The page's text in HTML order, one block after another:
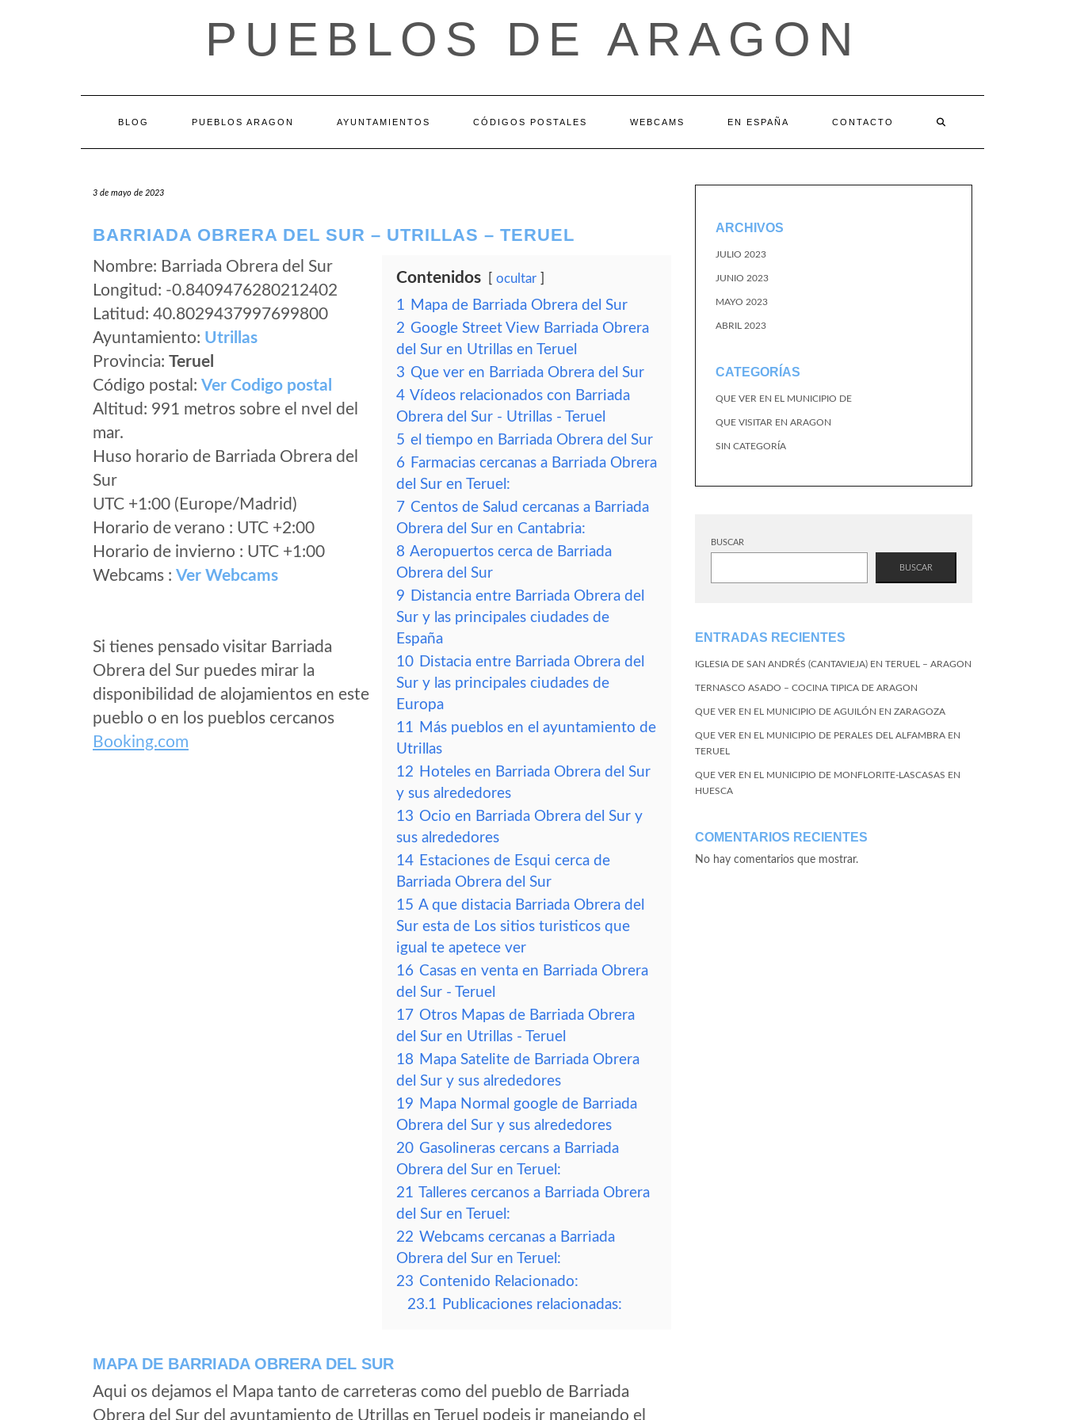
PUEBLOS DE ARAGON
BLOG PUEBLOS ARAGON AYUNTAMIENTOS CÓDIGOS POSTALES WEBCAMS EN ESPAÑA CONTACTO
3 de mayo de 2023
BARRIADA OBRERA DEL SUR – UTRILLAS – TERUEL
Nombre: Barriada Obrera del Sur
Longitud: -0.8409476280212402
Latitud: 40.8029437997699800
Ayuntamiento: Utrillas
Provincia: Teruel
Código postal: Ver Codigo postal
Altitud: 991 metros sobre el nvel del
mar.
Huso horario de Barriada Obrera del
Sur
UTC +1:00 (Europe/Madrid)
Horario de verano : UTC +2:00
Horario de invierno : UTC +1:00
Webcams : Ver Webcams
Si tienes pensado visitar Barriada
Obrera del Sur puedes mirar la
disponibilidad de alojamientos en este
pueblo o en los pueblos cercanos
Booking.com
Contenidos ocultar
1 Mapa de Barriada Obrera del Sur
2 Google Street View Barriada Obrera
del Sur en Utrillas en Teruel
3 Que ver en Barriada Obrera del Sur
4 Vídeos relacionados con Barriada
Obrera del Sur - Utrillas - Teruel
5 el tiempo en Barriada Obrera del Sur
6 Farmacias cercanas a Barriada Obrera
del Sur en Teruel:
7 Centos de Salud cercanas a Barriada
Obrera del Sur en Cantabria:
8 Aeropuertos cerca de Barriada
Obrera del Sur
9 Distancia entre Barriada Obrera del
Sur y las principales ciudades de
España
10 Distacia entre Barriada Obrera del
Sur y las principales ciudades de
Europa
11 Más pueblos en el ayuntamiento de
Utrillas
12 Hoteles en Barriada Obrera del Sur
y sus alrededores
13 Ocio en Barriada Obrera del Sur y
sus alrededores
14 Estaciones de Esqui cerca de
Barriada Obrera del Sur
15 A que distacia Barriada Obrera del
Sur esta de Los sitios turisticos que
igual te apetece ver
16 Casas en venta en Barriada Obrera
del Sur - Teruel
17 Otros Mapas de Barriada Obrera
del Sur en Utrillas - Teruel
18 Mapa Satelite de Barriada Obrera
del Sur y sus alrededores
19 Mapa Normal google de Barriada
Obrera del Sur y sus alrededores
20 Gasolineras cercans a Barriada
Obrera del Sur en Teruel:
21 Talleres cercanos a Barriada Obrera
del Sur en Teruel:
22 Webcams cercanas a Barriada
Obrera del Sur en Teruel:
23 Contenido Relacionado:
23.1 Publicaciones relacionadas:
MAPA DE BARRIADA OBRERA DEL SUR
Aqui os dejamos el Mapa tanto de carreteras como del pueblo de Barriada
Obrera del Sur del ayuntamiento de Utrillas en Teruel podeis ir manejando el
ARCHIVOS
JULIO 2023
JUNIO 2023
MAYO 2023
ABRIL 2023
CATEGORÍAS
QUE VER EN EL MUNICIPIO DE
QUE VISITAR EN ARAGON
SIN CATEGORÍA
BUSCAR
BUSCAR
ENTRADAS RECIENTES
IGLESIA DE SAN ANDRÉS (CANTAVIEJA) EN TERUEL – ARAGON
TERNASCO ASADO – COCINA TIPICA DE ARAGON
QUE VER EN EL MUNICIPIO DE AGUILÓN EN ZARAGOZA
QUE VER EN EL MUNICIPIO DE PERALES DEL ALFAMBRA EN
TERUEL
QUE VER EN EL MUNICIPIO DE MONFLORITE-LASCASAS EN
HUESCA
COMENTARIOS RECIENTES
No hay comentarios que mostrar.